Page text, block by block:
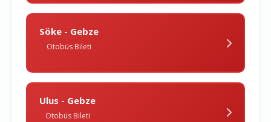
Söke - Gebze
Otobüs Bileti
Ulus - Gebze
Otobüs Bileti